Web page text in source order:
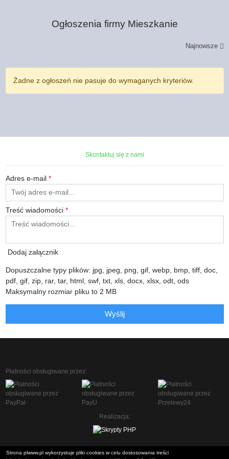
Ogłoszenia firmy Mieszkanie
Najnowsze
Żadne z ogłoszeń nie pasuje do wymaganych kryteriów.
Skontaktuj się z nami
Adres e-mail *
Treść wiadomości *
Dodaj załącznik
Dopuszczalne typy plików: jpg, jpeg, png, gif, webp, bmp, tiff, doc,
pdf, gif, zip, rar, tar, html, swf, txt, xls, docx, xlsx, odt, ods
Maksymalny rozmiar pliku to 2 MB
Wyślij
Płatności obsługiwane przez:
Realizacja:
Strona plwww.pl wykorzystuje pliki cookies w celu dostosowania treści